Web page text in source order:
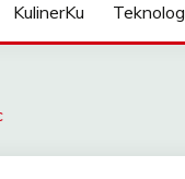
KulinerKu